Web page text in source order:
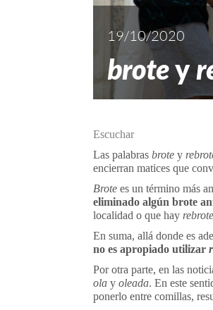
19/10/2020
brotey
Escuchar
Las palabras brote y
encierran matices que
Brote es un término más
eliminado algún brote
localidad o que hay
En suma, allá donde es
no es apropiado utilizar
Por otra parte, en las
ola y oleada. En este
ponerlo entre comillas,